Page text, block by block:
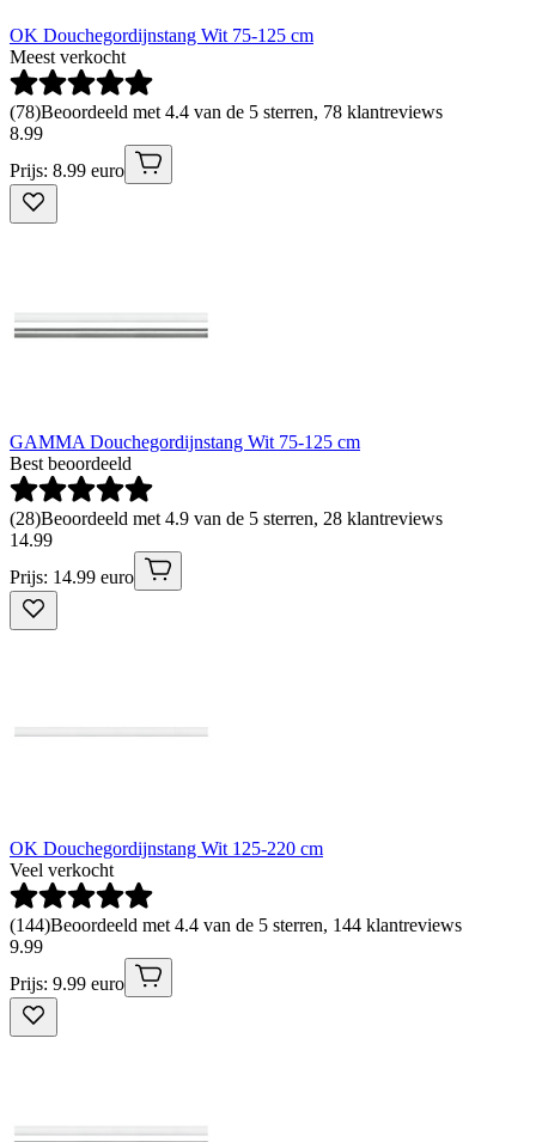
OK Douchegordijnstang Wit 75-125 cm
Meest verkocht
(78)Beoordeeld met 4.4 van de 5 sterren, 78 klantreviews
8.99
Prijs: 8.99 euro
GAMMA Douchegordijnstang Wit 75-125 cm
Best beoordeeld
(28)Beoordeeld met 4.9 van de 5 sterren, 28 klantreviews
14.99
Prijs: 14.99 euro
OK Douchegordijnstang Wit 125-220 cm
Veel verkocht
(144)Beoordeeld met 4.4 van de 5 sterren, 144 klantreviews
9.99
Prijs: 9.99 euro